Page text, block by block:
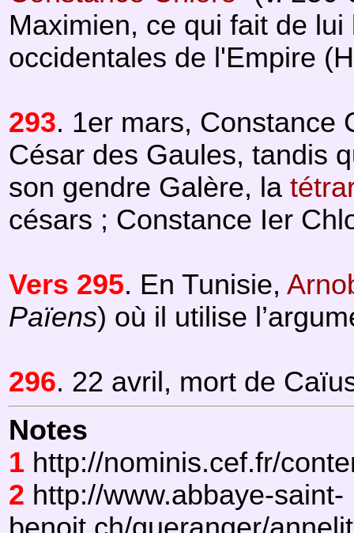
Maximien, ce qui fait de
occidentales de l'Empire
293. 1er mars, Constance
César des Gaules, tandis
son gendre Galère, la
césars ; Constance Ier
Vers 295. En Tunisie,
Païens) où il utilise
296. 22 avril, mort de
Notes
1 http://nominis.cef.fr/
2 http://www.abbaye-saint-